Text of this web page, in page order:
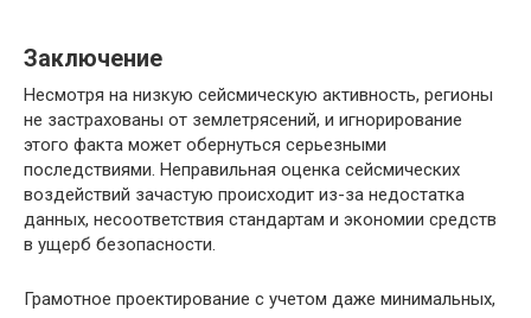
Заключение
Несмотря на низкую сейсмическую активность, регионы
не застрахованы от землетрясений, и игнорирование
этого факта может обернуться серьезными
последствиями. Неправильная оценка сейсмических
воздействий зачастую происходит из-за недостатка
данных, несоответствия стандартам и экономии средств
в ущерб безопасности.
Грамотное проектирование с учетом даже минимальных,